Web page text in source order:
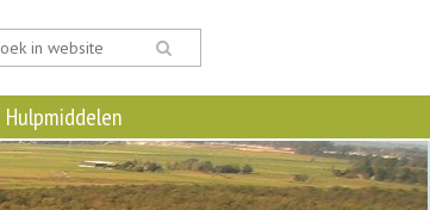
Hulpmiddelen